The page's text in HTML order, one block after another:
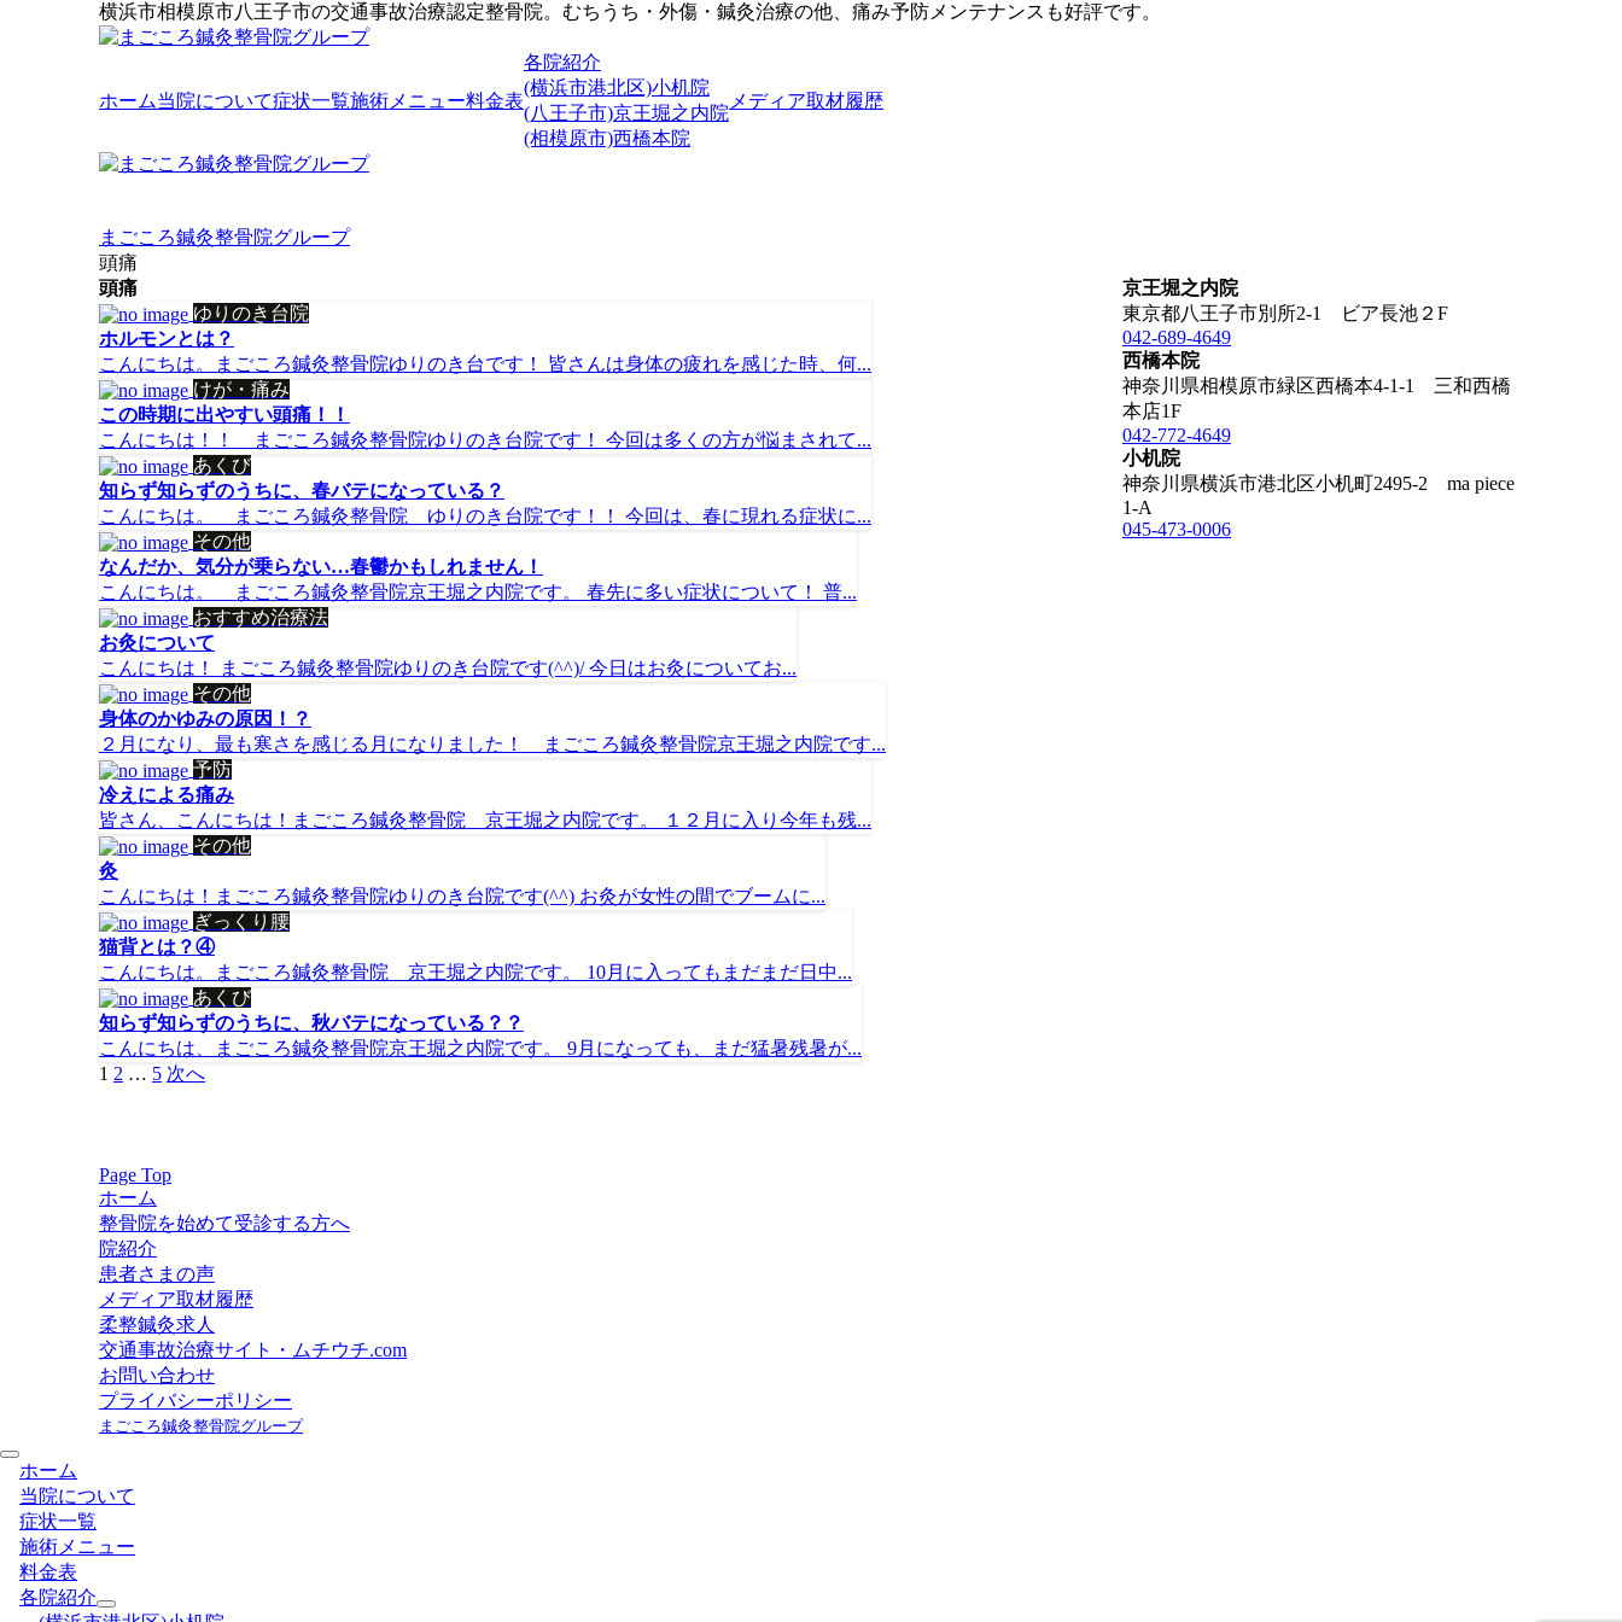
横浜市相模原市八王子市の交通事故治療認定整骨院。むちうち・外傷・鍼灸治療の他、痛み予防メンテナンスも好評です。
ホーム当院について症状一覧施術メニュー料金表
各院紹介
(横浜市港北区)小机院
(八王子市)京王堀之内院
(相模原市)西橋本院
メディア取材履歴
まごころ鍼灸整骨院グループ
頭痛
頭痛
ゆりのき台院
ホルモンとは？
こんにちは。まごころ鍼灸整骨院ゆりのき台です！ 皆さんは身体の疲れを感じた時、何...
けが・痛み
この時期に出やすい頭痛！！
こんにちは！！ まごころ鍼灸整骨院ゆりのき台院です！ 今回は多くの方が悩まされて...
あくび
知らず知らずのうちに、春バテになっている？
こんにちは。 まごころ鍼灸整骨院 ゆりのき台院です！！ 今回は、春に現れる症状に...
その他
なんだか、気分が乗らない…春鬱かもしれません！
こんにちは。 まごころ鍼灸整骨院京王堀之内院です。 春先に多い症状について！ 普...
おすすめ治療法
お灸について
こんにちは！ まごころ鍼灸整骨院ゆりのき台院です(^^)/ 今日はお灸についてお...
その他
身体のかゆみの原因！？
２月になり、最も寒さを感じる月になりました！ まごころ鍼灸整骨院京王堀之内院です...
予防
冷えによる痛み
皆さん、こんにちは！まごころ鍼灸整骨院 京王堀之内院です。 １２月に入り今年も残...
その他
灸
こんにちは！まごころ鍼灸整骨院ゆりのき台院です(^^) お灸が女性の間でブームに...
ぎっくり腰
猫背とは？④
こんにちは。まごころ鍼灸整骨院 京王堀之内院です。 10月に入ってもまだまだ日中...
あくび
知らず知らずのうちに、秋バテになっている？？
こんにちは、まごころ鍼灸整骨院京王堀之内院です。 9月になっても、まだ猛暑残暑が...
投
ー
ジ
送
り
1 2 … 5 次へ
京王堀之内院
東京都八王子市別所2-1 ビア長池２F
042-689-4649
西橋本院
神奈川県相模原市緑区西橋本4-1-1 三和西橋
本店1F
042-772-4649
小机院
神奈川県横浜市港北区小机町2495-2 ma piece
1-A
045-473-0006
Page Top
ホーム
整骨院を始めて受診する方へ
院紹介
患者さまの声
メディア取材履歴
柔整鍼灸求人
交通事故治療サイト・ムチウチ.com
お問い合わせ
プライバシーポリシー
まごころ鍼灸整骨院グループ
ホーム
当院について
症状一覧
施術メニュー
料金表
各院紹介